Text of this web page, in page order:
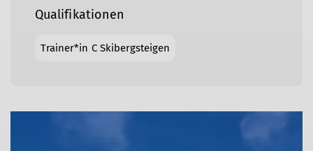
Qualifikationen
Trainer*in C Skibergsteigen